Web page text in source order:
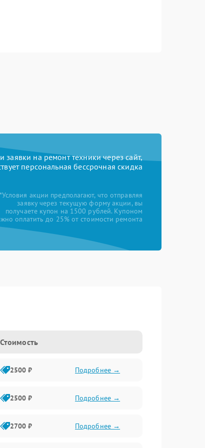
на ремонт техники через сайт,
персональная бессрочная скидка
*Условия акции предполагают, что отправляя
заявку через текущую форму акции, вы
получаете купон на 1500 рублей. Купоном
оплатить до 25% от стоимости ремонта
Стоимость
2500 ₽ Подробнее →
2500 ₽ Подробнее →
2700 ₽ Подробнее →